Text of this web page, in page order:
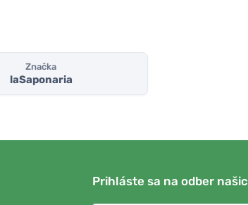
Značka
laSaponaria
Prihláste sa na odber